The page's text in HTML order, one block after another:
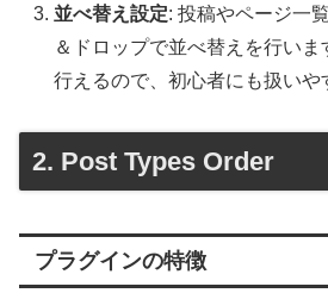
並べ替え設定: 投稿やページ一
＆ドロップで並べ替えを行い
行えるので、初心者にも扱いや
2. Post Types Order
プラグインの特徴